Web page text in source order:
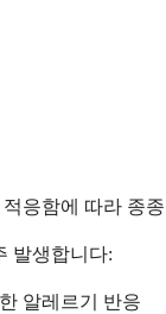
응함에 따라 종
발생합니다:
알레르기 반응